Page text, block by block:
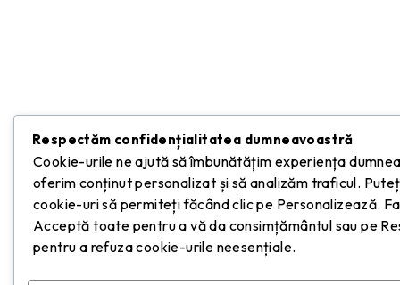
Respectăm confidențialitatea dumneavoastră
Cookie-urile ne ajută să îmbunătățim experiența
oferim conținut personalizat și să analizăm traficul.
cookie-uri să permiteți făcând clic pe Personalizează.
Acceptă toate pentru a vă da consimțământul sau pe
pentru a refuza cookie-urile neesențiale.